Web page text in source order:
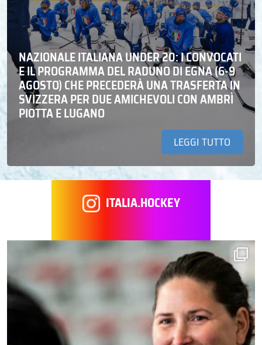
NAZIONALE ITALIANA UNDER 20: I CONVOCATI
E IL PROGRAMMA DEL RADUNO DI EGNA (6-9
AGOSTO) CHE PRECEDERÀ UNA TRASFERTA IN
SVIZZERA PER DUE AMICHEVOLI CON AMBRÌ
PIOTTA E LUGANO
LEGGI TUTTO
ITALIA.HOCKEY